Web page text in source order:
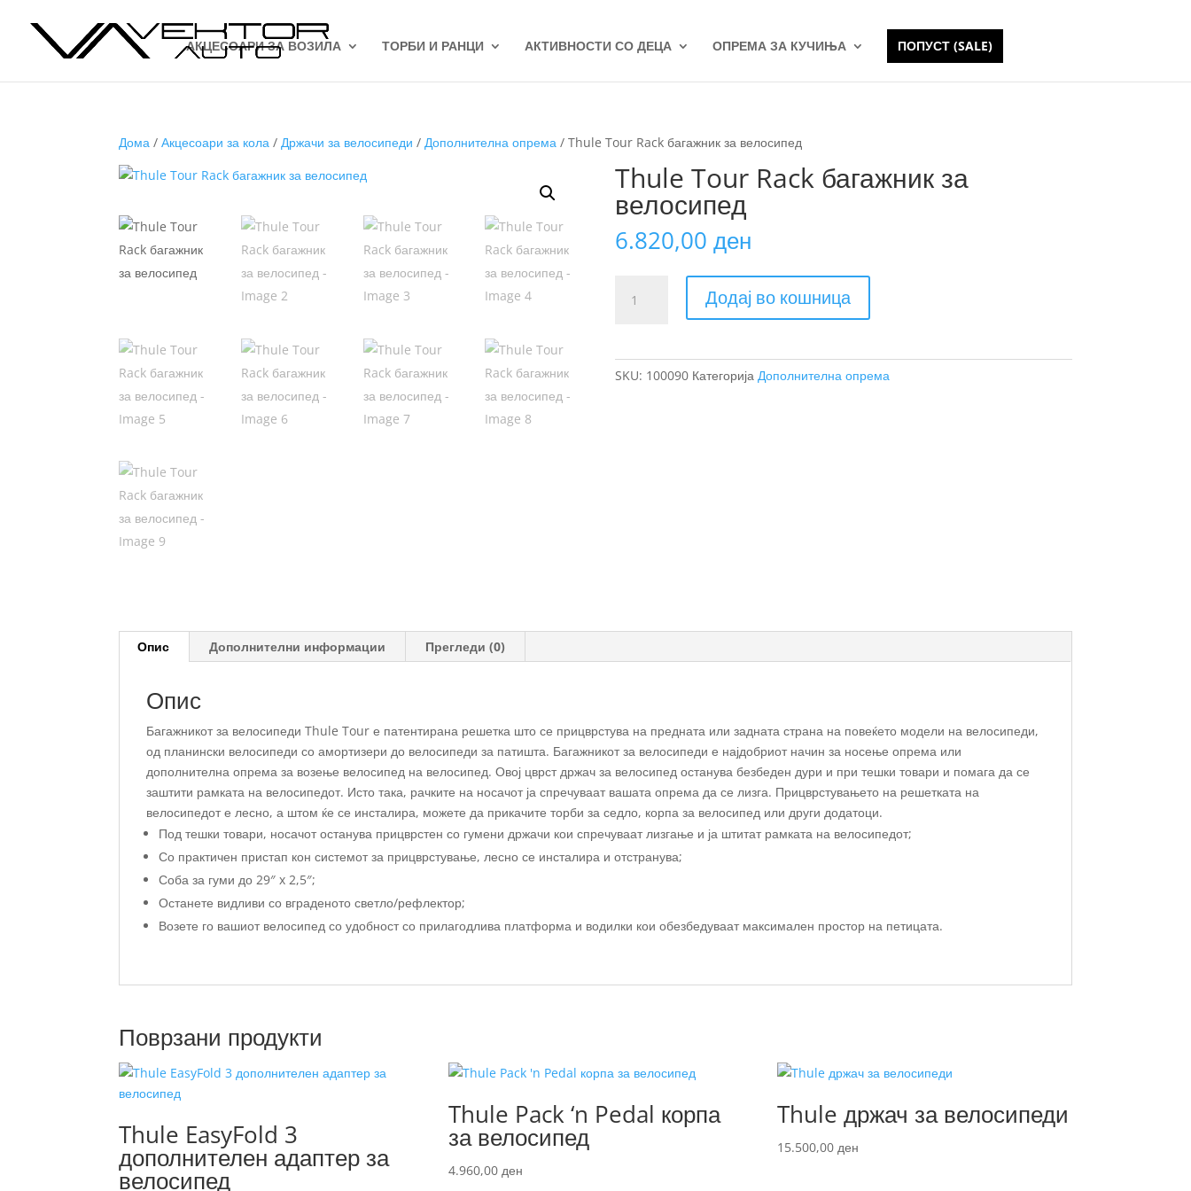
АКЦЕСОАРИ ЗА ВОЗИЛА ТОРБИ И РАНЦИ АКТИВНОСТИ СО ДЕЦА ОПРЕМА ЗА КУЧИЊА ПОПУСТ (SALE)
Дома /Акцесоари за кола /Држачи за велосипеди /Дополнителна опрема / Thule Tour Rack багажник за велосипед
Thule Tour Rack багажник за
велосипед
6.820,00 ден
Tour
Додај во кошница
SKU: 100090 Категорија Дополнителна опрема
Опис Дополнителни информации Прегледи (0)
Опис
Багажникот за велосипеди Thule Tour е патентирана решетка што се прицврстува на предната или задната страна на повеќето модели на велосипеди,
од планински велосипеди со амортизери до велосипеди за патишта. Багажникот за велосипеди е најдобриот начин за носење опрема или
дополнителна опрема за возење велосипед на велосипед. Овој цврст држач за велосипед останува безбеден дури и при тешки товари и помага да се
заштити рамката на велосипедот. Исто така, рачките на носачот ја спречуваат вашата опрема да се лизга. Прицврстувањето на решетката на
велосипедот е лесно, а штом ќе се инсталира, можете да прикачите торби за седло, корпа за велосипед или други додатоци.
Под тешки товари, носачот останува прицврстен со гумени држачи кои спречуваат лизгање и ја штитат рамката на велосипедот;
Со практичен пристап кон системот за прицврстување, лесно се инсталира и отстранува;
Соба за гуми до 29″ x 2,5″;
Останете видливи со вграденото светло/рефлектор;
Возете го вашиот велосипед со удобност со прилагодлива платформа и водилки кои обезбедуваат максимален простор на петицата.
Поврзани продукти
Thule EasyFold 3
дополнителен адаптер за
велосипед
Thule Pack ‘n Pedal корпа
за велосипед
4.960,00 ден
Thule држач за велосипеди
15.500,00 ден